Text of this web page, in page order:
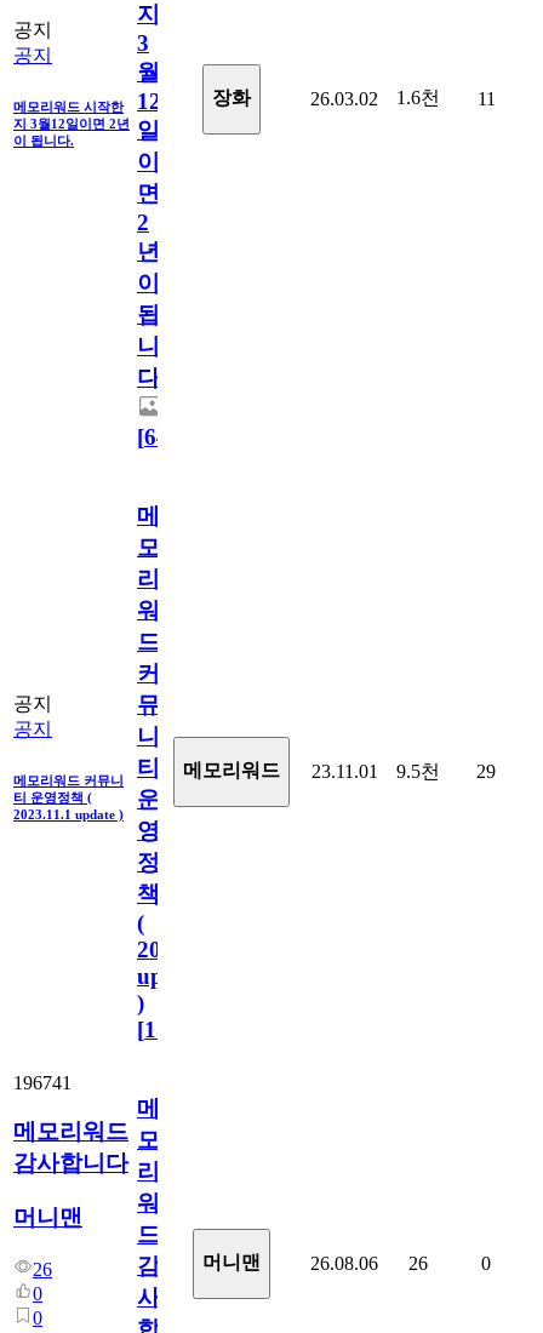
공지
공지
메모리워드 시작한
지 3월12일이면 2년
이 됩니다.
지
3
월
12
일
이
면
2
년
이
됩
니
다.
[64
장화 26.03.02 1.6천 11
공지
공지
메모리워드 커뮤니
티 운영정책 (
2023.11.1 update )
메
모
리
워
드
커
뮤
니
티
운
영
정
책
(
2023.11.1
update
)
[110
메모리워드 23.11.01 9.5천 29
196741
메모리워드
감사합니다
머니맨
26
0
0
메
모
리
워
드
감
사
머니맨 26.08.06 26 0